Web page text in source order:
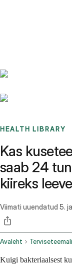
HEALTH LIBRARY
Kas
saab 24
kiireks
Viimati uuendatud 5.
Avaleht
Kuigi bakteriaalsest